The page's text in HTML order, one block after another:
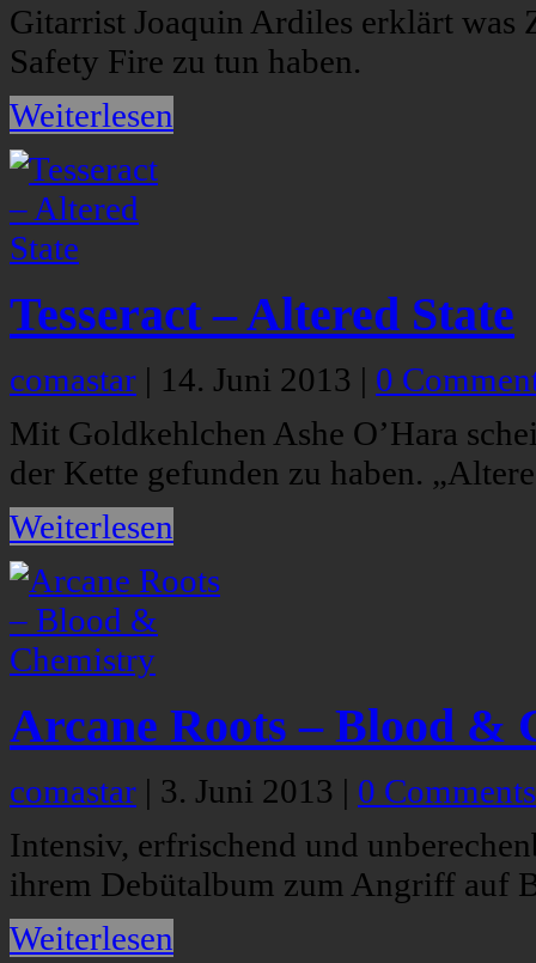
Gitarrist Joaquin Ardiles erklärt was
Safety Fire zu tun haben.
Weiterlesen
Tesseract – Altered State
comastar | 14. Juni 2013 | 0
Mit Goldkehlchen Ashe O’Hara
der Kette gefunden zu haben.
Weiterlesen
Arcane Roots – Blood &
comastar | 3. Juni 2013 | 0 Comments
Intensiv, erfrischend und
ihrem Debütalbum zum Angriff auf
Weiterlesen